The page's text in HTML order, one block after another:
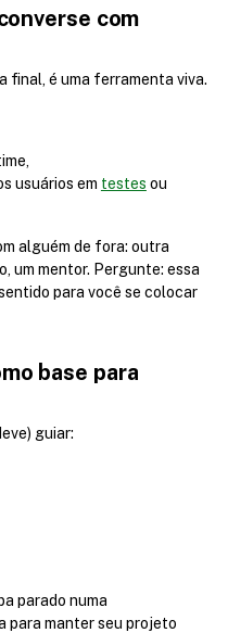
com
final, é uma ferramenta viva.
usuários em testes ou
alguém de fora: outra
um mentor. Pergunte: essa
para você se colocar
base para
guiar:
parado numa
para manter seu projeto